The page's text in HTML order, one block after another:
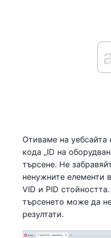
Отиваме на
кода „ID на
търсене. Не
ненужните елементи
VID и PID
търсенето може да
резултати.